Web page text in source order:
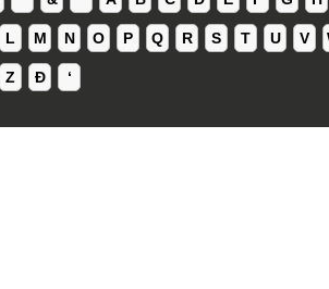
L M N O P Q R S T U V
Z Ð ʻ